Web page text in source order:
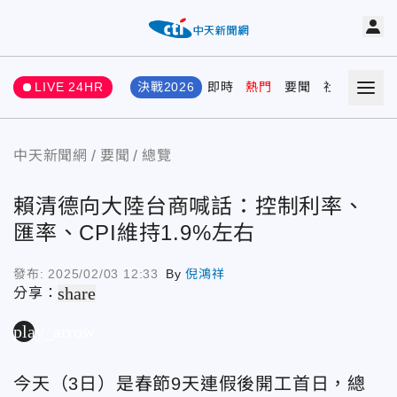
LIVE 24HR 決戰2026 即時 熱門 要聞 社會 娛樂
中天新聞網 要聞 總覽
賴清德向大陸台商喊話：控制利率、
匯率、CPI維持1.9%左右
發布: 2025/02/03 12:33 By倪鴻祥
分享：share
play_arrow
今天（3日）是春節9天連假後開工首日，總